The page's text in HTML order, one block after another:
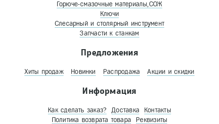
Горюче-смазочные материалы,СОЖ
Ключи
Слесарный и столярный инструмент
Запчасти к станкам
Предложения
Хиты продаж Новинки Распродажа Акции и скидки
Информация
Как сделать заказ? Доставка
Контакты
Политика возврата товара
Реквизиты